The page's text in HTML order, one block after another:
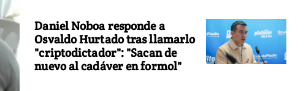
Daniel Noboa responde a
Osvaldo Hurtado tras llamarlo
"criptodictador": "Sacan de
nuevo al cadáver en formol"